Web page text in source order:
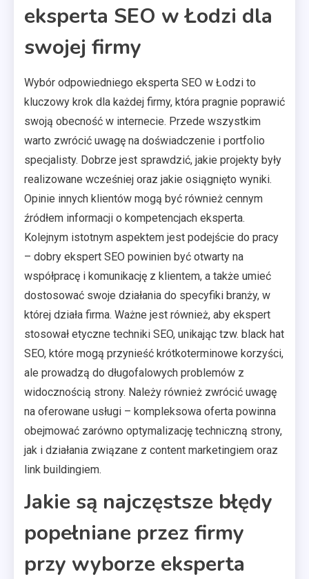
eksperta SEO w Łodzi dla
swojej firmy
Wybór odpowiedniego eksperta SEO w Łodzi to
kluczowy krok dla każdej firmy, która pragnie poprawić
swoją obecność w internecie. Przede wszystkim
warto zwrócić uwagę na doświadczenie i portfolio
specjalisty. Dobrze jest sprawdzić, jakie projekty były
realizowane wcześniej oraz jakie osiągnięto wyniki.
Opinie innych klientów mogą być również cennym
źródłem informacji o kompetencjach eksperta.
Kolejnym istotnym aspektem jest podejście do pracy
– dobry ekspert SEO powinien być otwarty na
współpracę i komunikację z klientem, a także umieć
dostosować swoje działania do specyfiki branży, w
której działa firma. Ważne jest również, aby ekspert
stosował etyczne techniki SEO, unikając tzw. black hat
SEO, które mogą przynieść krótkoterminowe korzyści,
ale prowadzą do długofalowych problemów z
widocznością strony. Należy również zwrócić uwagę
na oferowane usługi – kompleksowa oferta powinna
obejmować zarówno optymalizację techniczną strony,
jak i działania związane z content marketingiem oraz
link buildingiem.
Jakie są najczęstsze błędy
popełniane przez firmy
przy wyborze eksperta